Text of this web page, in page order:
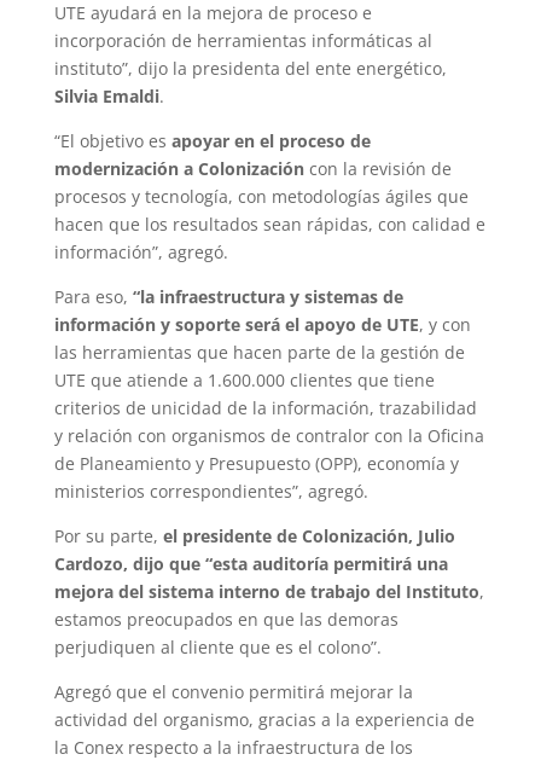
UTE ayudará en la mejora de proceso e
incorporación de herramientas informáticas al
instituto”, dijo la presidenta del ente energético,
Silvia Emaldi.
“El objetivo es apoyar en el proceso de
modernización a Colonizacióncon la revisión de
procesos y tecnología, con metodologías ágiles que
hacen que los resultados sean rápidas, con calidad e
información”, agregó.
Para eso, “la infraestructura y sistemas de
información y soporte será el apoyo de UTE, y con
las herramientas que hacen parte de la gestión de
UTE que atiende a 1.600.000 clientes que tiene
criterios de unicidad de la información, trazabilidad
y relación con organismos de contralor con la Oficina
de Planeamiento y Presupuesto (OPP), economía y
ministerios correspondientes”, agregó.
Por su parte, el presidente de Colonización, Julio
Cardozo, dijo que “esta auditoría permitirá una
mejora del sistema interno de trabajo del Instituto,
estamos preocupados en que las demoras
perjudiquen al cliente que es el colono”.
Agregó que el convenio permitirá mejorar la
actividad del organismo, gracias a la experiencia de
la Conex respecto a la infraestructura de los